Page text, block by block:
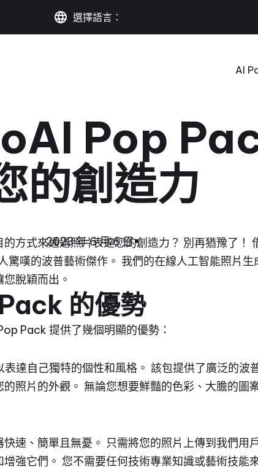
選擇語言：
AI
Pop
的創造力
2023 年 6 月 6 日•
方式來通過照片表達您的創造力？ 別再猶豫了！
驚嘆的波普藝術傑作。 我們的在線人工智能照片
脫穎而出。
的優勢
Pack 提供了幾個明顯的優勢：
達自己獨特的個性和風格。 該包提供了廣泛的波
照片的外觀。 無論您想要鮮豔的色彩、大膽的圖
速、簡單且無憂。 只需將您的照片上傳到我們用
強它們。 您不需要任何技術專業知識或藝術技能